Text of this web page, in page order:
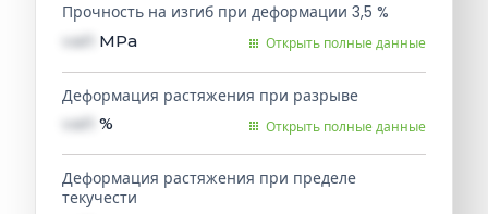
Прочность на изгиб при деформации 3,5 %
val1 MPa Открыть полные данные
Деформация растяжения при разрыве
val1 % Открыть полные данные
Деформация растяжения при пределе
текучести